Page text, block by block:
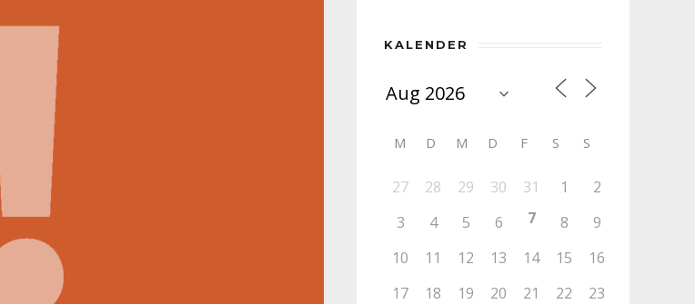
KALENDER
M D M D F S S
27 28 29 30 31 1
2
3
4 5 6 7 8
9
10
11 12 13 14 15
16
17
18 19 20 21 22
23